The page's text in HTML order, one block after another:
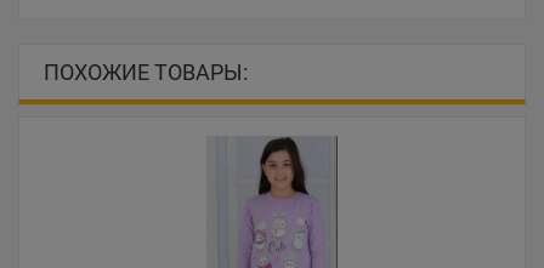
ПОХОЖИЕ ТОВАРЫ: